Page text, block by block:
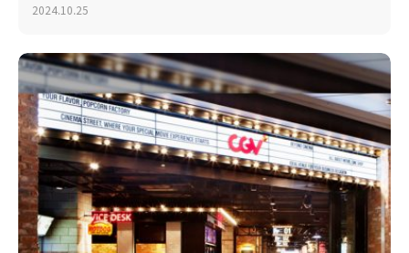
2024.10.25